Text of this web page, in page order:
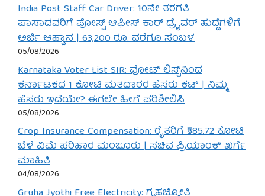
India Post Staff Car Driver: 10ನೇ ತರಗತಿ
ಪಾಸಾದವರಿಗೆ ಪೋಸ್ಟ್ ಆಫೀಸ್ ಕಾರ್ ಡ್ರೈವರ್ ಹುದ್ದೆಗಳಿಗೆ
ಅರ್ಜಿ ಆಹ್ವಾನ | 63,200 ರೂ. ವರೆಗೂ ಸಂಬಳ
05/08/2026
Karnataka Voter List SIR: ವೋಟ್ ಲಿಸ್ಟ್‌ನಿಂದ
ಕರ್ನಾಟಕದ 1 ಕೋಟಿ ಮತದಾರರ ಹೆಸರು ಕಟ್ | ನಿಮ್ಮ
ಹೆಸರು ಇದೆಯೇ? ಈಗಲೇ ಹೀಗೆ ಪರಿಶೀಲಿಸಿ
05/08/2026
Crop Insurance Compensation: ರೈತರಿಗೆ ₹585.72 ಕೋಟಿ
ಬೆಳೆ ವಿಮೆ ಪರಿಹಾರ ಮಂಜೂರು | ಸಚಿವ ಪ್ರಿಯಾಂಕ್ ಖರ್ಗೆ
ಮಾಹಿತಿ
04/08/2026